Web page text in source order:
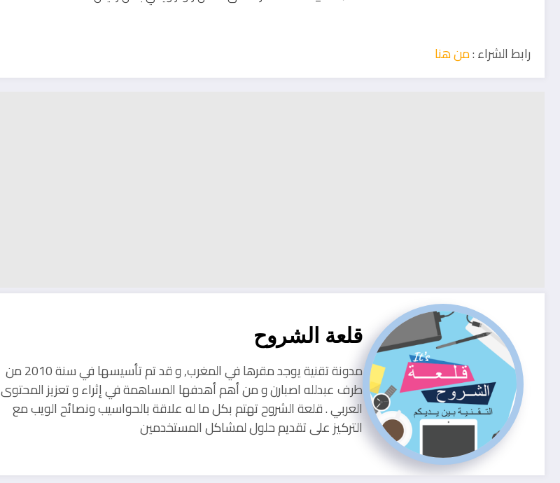
رابط الشراء :من هنا
قلعة الشروح
مدونة تقنية يوجد مقرها في المغرب, و قد تم تأسيسها في سنة 2010 من
طرف عبدلله اصبارن و من أهم أهدفها المساهمة في إثراء و تعزيز المحتوى
العربي . قلعة الشروح تهتم بكل ما له علاقة بالحواسيب ونصائح الويب مع
التركيز على تقديم حلول لمشاكل المستخدمين